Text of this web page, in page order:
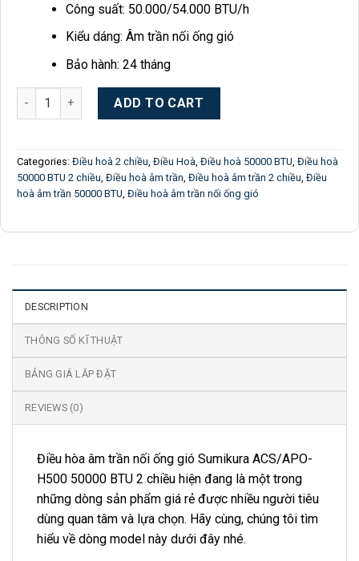
Công suất: 50.000/54.000 BTU/h
Kiểu dáng: Âm trần nối ống gió
Bảo hành: 24 tháng
Điều hòa âm trần nối ống gió Sumikura ACS/APO-H500 |
ADD TO CART
Categories: Điều hoà 2 chiều Điều Hoà Điều hoà 50000 BTU Điều hoà
50000 BTU 2 chiều Điều hoà âm trần Điều hoà âm trần 2 chiều Điều
hoà âm trần 50000 BTU Điều hoà âm trần nối ống gió
DESCRIPTION
THÔNG SỐ KĨ THUẬT
BẢNG GIÁ LẮP ĐẶT
REVIEWS (0)
Điều hòa âm trần nối ống gió Sumikura ACS/APO-
H500 50000 BTU 2 chiều hiện đang là một trong
những dòng sản phẩm giá rẻ được nhiều người tiêu
dùng quan tâm và lựa chọn. Hãy cùng, chúng tôi tìm
hiểu về dòng model này dưới đây nhé.